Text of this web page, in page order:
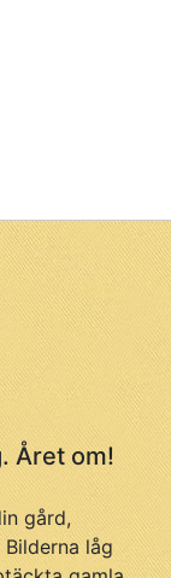
Året om!
gård,
låg